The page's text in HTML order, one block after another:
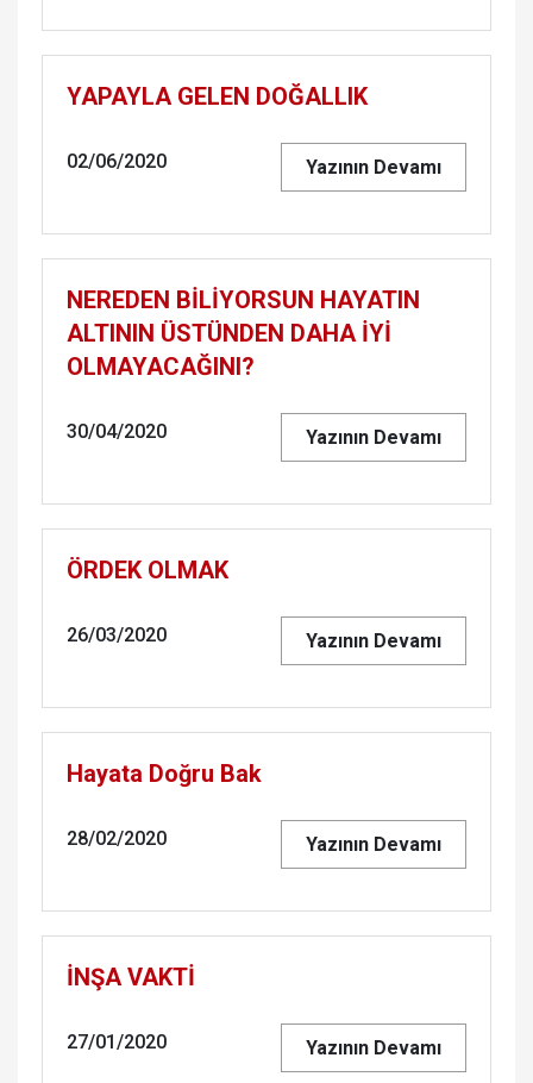
YAPAYLA GELEN DOĞALLIK
02/06/2020 Yazının Devamı
NEREDEN BİLİYORSUN HAYATIN
ALTININ ÜSTÜNDEN DAHA İYİ
OLMAYACAĞINI?
30/04/2020 Yazının Devamı
ÖRDEK OLMAK
26/03/2020 Yazının Devamı
Hayata Doğru Bak
28/02/2020 Yazının Devamı
İNŞA VAKTİ
27/01/2020 Yazının Devamı